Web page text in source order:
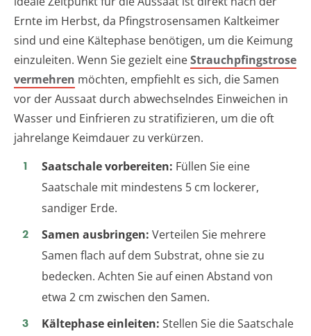
Ernte im Herbst, da Pfingstrosensamen Kaltkeimer
sind und eine Kältephase benötigen, um die Keimung
einzuleiten. Wenn Sie gezielt eineStrauchpfingstrose
vermehren möchten, empfiehlt es sich, die Samen
vor der Aussaat durch abwechselndes Einweichen in
Wasser und Einfrieren zu stratifizieren, um die oft
jahrelange Keimdauer zu verkürzen.
Saatschale vorbereiten: Füllen Sie eine
Saatschale mit mindestens 5 cm lockerer,
sandiger Erde.
Samen ausbringen: Verteilen Sie mehrere
Samen flach auf dem Substrat, ohne sie zu
bedecken. Achten Sie auf einen Abstand von
etwa 2 cm zwischen den Samen.
Kältephase einleiten: Stellen Sie die Saatschale